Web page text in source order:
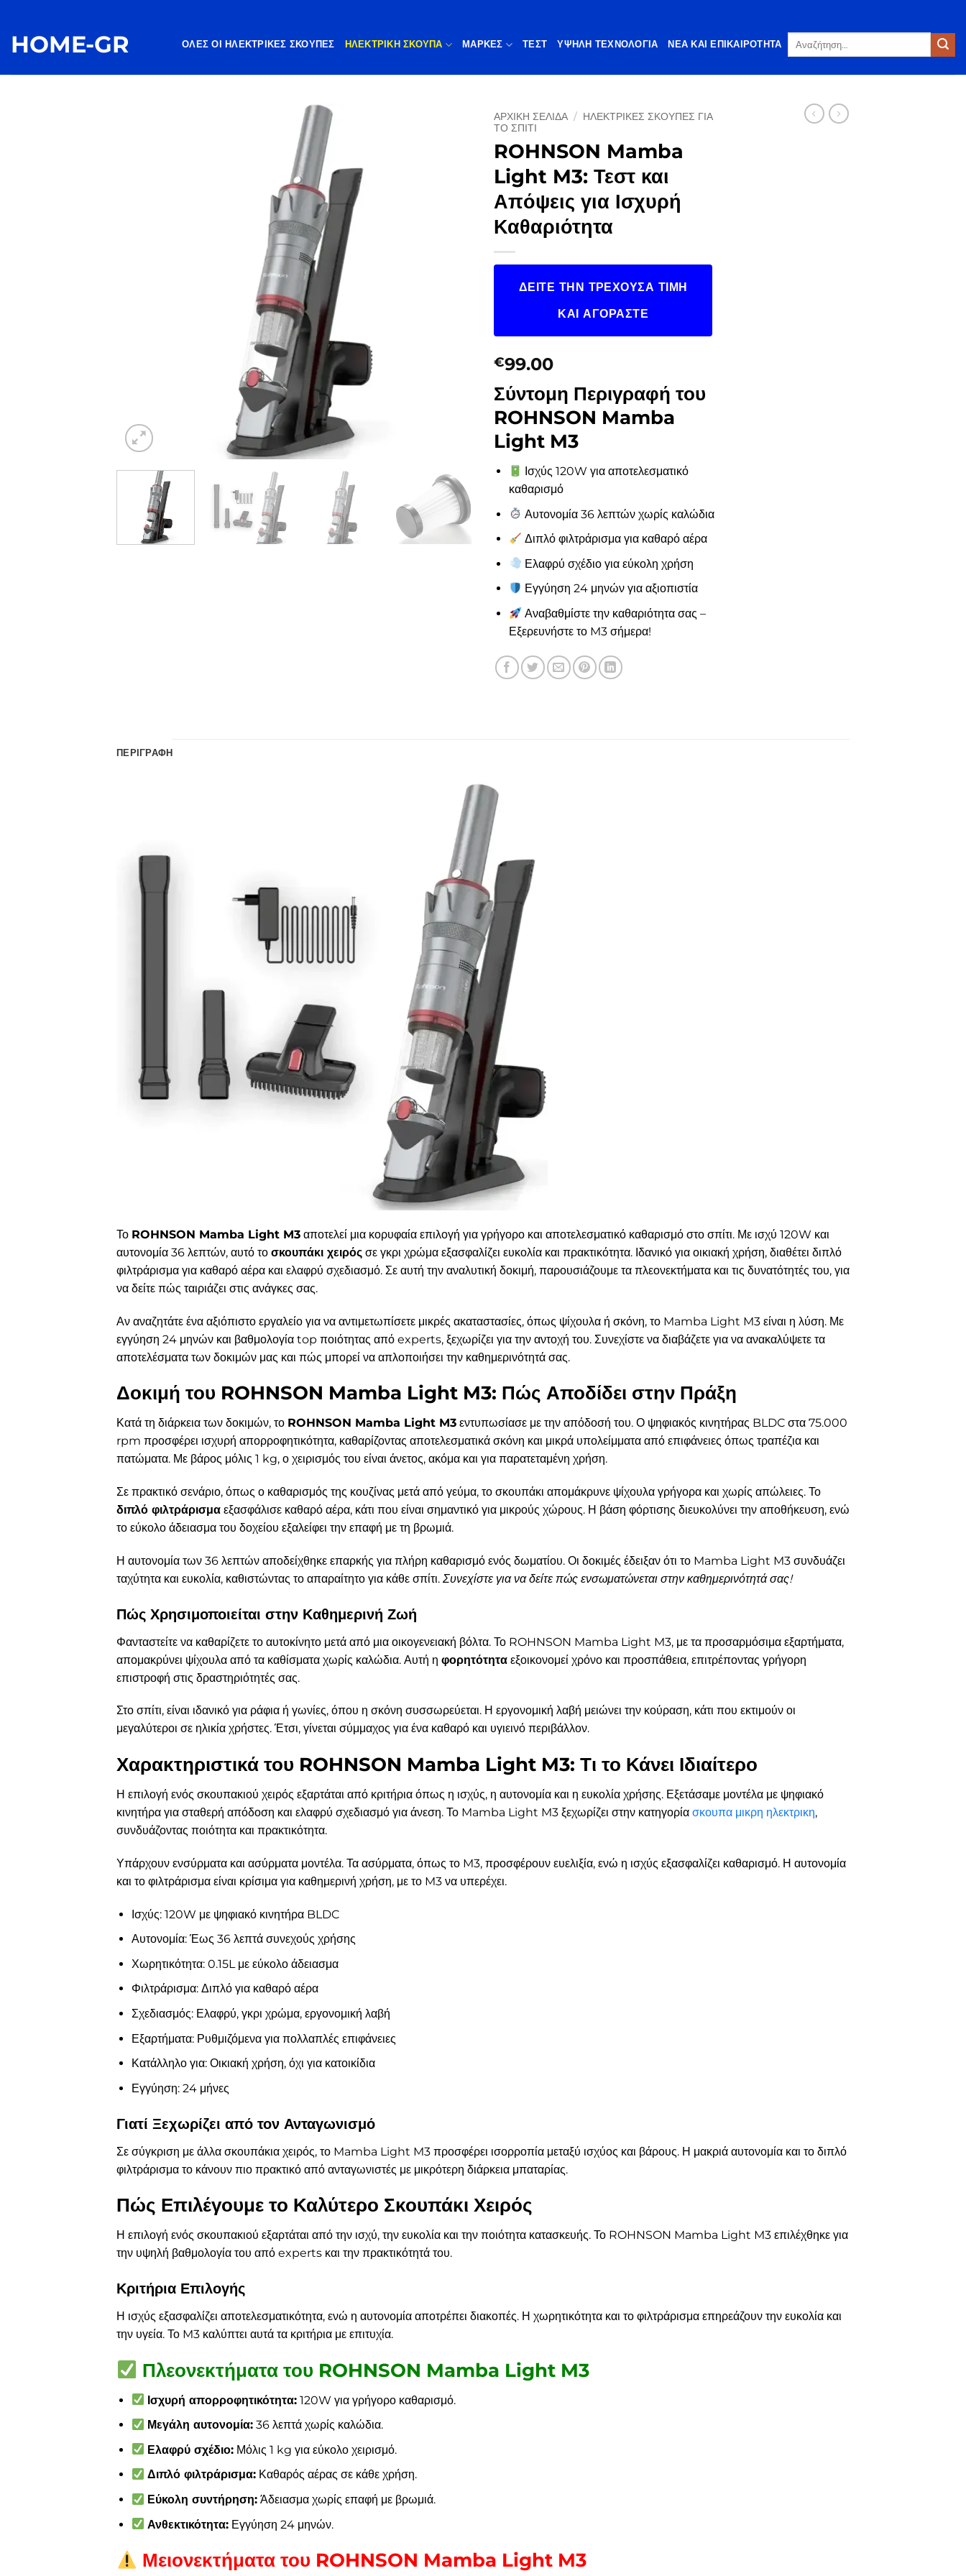
περιεχόμενο
HOME-GR ΌΛΕΣ ΟΙ ΗΛΕΚΤΡΙΚΈΣ ΣΚΟΎΠΕΣ ΗΛΕΚΤΡΙΚΗ ΣΚΟΥΠΑ ΜΆΡΚΕΣ ΤΕΣΤ ΥΨΗΛΉ ΤΕΧΝΟΛΟΓΊΑ ΝΈΑ ΚΑΙ ΕΠΙΚΑΙΡΌΤΗΤΑ
Αναζήτηση
ΑΡΧΙΚΉ ΣΕΛΊΔΑ / ΗΛΕΚΤΡΙΚΈΣ ΣΚΟΎΠΕΣ ΓΙΑ
ΤΟ ΣΠΊΤΙ
ROHNSON Mamba
Light M3: Τεστ και
Απόψεις για Ισχυρή
Καθαριότητα
ΔΕΊΤΕ ΤΗΝ ΤΡΈΧΟΥΣΑ ΤΙΜΉ
ΚΑΙ ΑΓΟΡΆΣΤΕ
€99.00
Σύντομη Περιγραφή του
ROHNSON Mamba
Light M3
Ισχύς 120W για αποτελεσματικό
καθαρισμό
Αυτονομία 36 λεπτών χωρίς καλώδια
Διπλό φιλτράρισμα για καθαρό αέρα
Ελαφρύ σχέδιο για εύκολη χρήση
Εγγύηση 24 μηνών για αξιοπιστία
Αναβαθμίστε την καθαριότητα σας –
Εξερευνήστε το M3 σήμερα!
ΠΕΡΙΓΡΑΦΉ
Το ROHNSON Mamba Light M3 αποτελεί μια κορυφαία επιλογή για γρήγορο και αποτελεσματικό καθαρισμό στο σπίτι. Με ισχύ 120W και
αυτονομία 36 λεπτών, αυτό το σκουπάκι χειρός σε γκρι χρώμα εξασφαλίζει ευκολία και πρακτικότητα. Ιδανικό για οικιακή χρήση, διαθέτει διπλό
φιλτράρισμα για καθαρό αέρα και ελαφρύ σχεδιασμό. Σε αυτή την αναλυτική δοκιμή, παρουσιάζουμε τα πλεονεκτήματα και τις δυνατότητές του, για
να δείτε πώς ταιριάζει στις ανάγκες σας.
Αν αναζητάτε ένα αξιόπιστο εργαλείο για να αντιμετωπίσετε μικρές ακαταστασίες, όπως ψίχουλα ή σκόνη, το Mamba Light M3 είναι η λύση. Με
εγγύηση 24 μηνών και βαθμολογία top ποιότητας από experts, ξεχωρίζει για την αντοχή του. Συνεχίστε να διαβάζετε για να ανακαλύψετε τα
αποτελέσματα των δοκιμών μας και πώς μπορεί να απλοποιήσει την καθημερινότητά σας.
Δοκιμή του ROHNSON Mamba Light M3: Πώς Αποδίδει στην Πράξη
Κατά τη διάρκεια των δοκιμών, το ROHNSON Mamba Light M3 εντυπωσίασε με την απόδοσή του. Ο ψηφιακός κινητήρας BLDC στα 75.000
rpm προσφέρει ισχυρή απορροφητικότητα, καθαρίζοντας αποτελεσματικά σκόνη και μικρά υπολείμματα από επιφάνειες όπως τραπέζια και
πατώματα. Με βάρος μόλις 1 kg, ο χειρισμός του είναι άνετος, ακόμα και για παρατεταμένη χρήση.
Σε πρακτικό σενάριο, όπως ο καθαρισμός της κουζίνας μετά από γεύμα, το σκουπάκι απομάκρυνε ψίχουλα γρήγορα και χωρίς απώλειες. Το
διπλό φιλτράρισμα εξασφάλισε καθαρό αέρα, κάτι που είναι σημαντικό για μικρούς χώρους. Η βάση φόρτισης διευκολύνει την αποθήκευση, ενώ
το εύκολο άδειασμα του δοχείου εξαλείφει την επαφή με τη βρωμιά.
Η αυτονομία των 36 λεπτών αποδείχθηκε επαρκής για πλήρη καθαρισμό ενός δωματίου. Οι δοκιμές έδειξαν ότι το Mamba Light M3 συνδυάζει
ταχύτητα και ευκολία, καθιστώντας το απαραίτητο για κάθε σπίτι. Συνεχίστε για να δείτε πώς ενσωματώνεται στην καθημερινότητά σας!
Πώς Χρησιμοποιείται στην Καθημερινή Ζωή
Φανταστείτε να καθαρίζετε το αυτοκίνητο μετά από μια οικογενειακή βόλτα. Το ROHNSON Mamba Light M3, με τα προσαρμόσιμα εξαρτήματα,
απομακρύνει ψίχουλα από τα καθίσματα χωρίς καλώδια. Αυτή η φορητότητα εξοικονομεί χρόνο και προσπάθεια, επιτρέποντας γρήγορη
επιστροφή στις δραστηριότητές σας.
Στο σπίτι, είναι ιδανικό για ράφια ή γωνίες, όπου η σκόνη συσσωρεύεται. Η εργονομική λαβή μειώνει την κούραση, κάτι που εκτιμούν οι
μεγαλύτεροι σε ηλικία χρήστες. Έτσι, γίνεται σύμμαχος για ένα καθαρό και υγιεινό περιβάλλον.
Χαρακτηριστικά του ROHNSON Mamba Light M3: Τι το Κάνει Ιδιαίτερο
Η επιλογή ενός σκουπακιού χειρός εξαρτάται από κριτήρια όπως η ισχύς, η αυτονομία και η ευκολία χρήσης. Εξετάσαμε μοντέλα με ψηφιακό
κινητήρα για σταθερή απόδοση και ελαφρύ σχεδιασμό για άνεση. Το Mamba Light M3 ξεχωρίζει στην κατηγορία σκουπα μικρη ηλεκτρικη,
συνδυάζοντας ποιότητα και πρακτικότητα.
Υπάρχουν ενσύρματα και ασύρματα μοντέλα. Τα ασύρματα, όπως το M3, προσφέρουν ευελιξία, ενώ η ισχύς εξασφαλίζει καθαρισμό. Η αυτονομία
και το φιλτράρισμα είναι κρίσιμα για καθημερινή χρήση, με το M3 να υπερέχει.
Ισχύς: 120W με ψηφιακό κινητήρα BLDC
Αυτονομία: Έως 36 λεπτά συνεχούς χρήσης
Χωρητικότητα: 0.15L με εύκολο άδειασμα
Φιλτράρισμα: Διπλό για καθαρό αέρα
Σχεδιασμός: Ελαφρύ, γκρι χρώμα, εργονομική λαβή
Εξαρτήματα: Ρυθμιζόμενα για πολλαπλές επιφάνειες
Κατάλληλο για: Οικιακή χρήση, όχι για κατοικίδια
Εγγύηση: 24 μήνες
Γιατί Ξεχωρίζει από τον Ανταγωνισμό
Σε σύγκριση με άλλα σκουπάκια χειρός, το Mamba Light M3 προσφέρει ισορροπία μεταξύ ισχύος και βάρους. Η μακριά αυτονομία και το διπλό
φιλτράρισμα το κάνουν πιο πρακτικό από ανταγωνιστές με μικρότερη διάρκεια μπαταρίας.
Πώς Επιλέγουμε το Καλύτερο Σκουπάκι Χειρός
Η επιλογή ενός σκουπακιού εξαρτάται από την ισχύ, την ευκολία και την ποιότητα κατασκευής. Το ROHNSON Mamba Light M3 επιλέχθηκε για
την υψηλή βαθμολογία του από experts και την πρακτικότητά του.
Κριτήρια Επιλογής
Η ισχύς εξασφαλίζει αποτελεσματικότητα, ενώ η αυτονομία αποτρέπει διακοπές. Η χωρητικότητα και το φιλτράρισμα επηρεάζουν την ευκολία και
την υγεία. Το M3 καλύπτει αυτά τα κριτήρια με επιτυχία.
Πλεονεκτήματα του ROHNSON Mamba Light M3
Ισχυρή απορροφητικότητα: 120W για γρήγορο καθαρισμό.
Μεγάλη αυτονομία: 36 λεπτά χωρίς καλώδια.
Ελαφρύ σχέδιο: Μόλις 1 kg για εύκολο χειρισμό.
Διπλό φιλτράρισμα: Καθαρός αέρας σε κάθε χρήση.
Εύκολη συντήρηση: Άδειασμα χωρίς επαφή με βρωμιά.
Ανθεκτικότητα: Εγγύηση 24 μηνών.
Μειονεκτήματα του ROHNSON Mamba Light M3